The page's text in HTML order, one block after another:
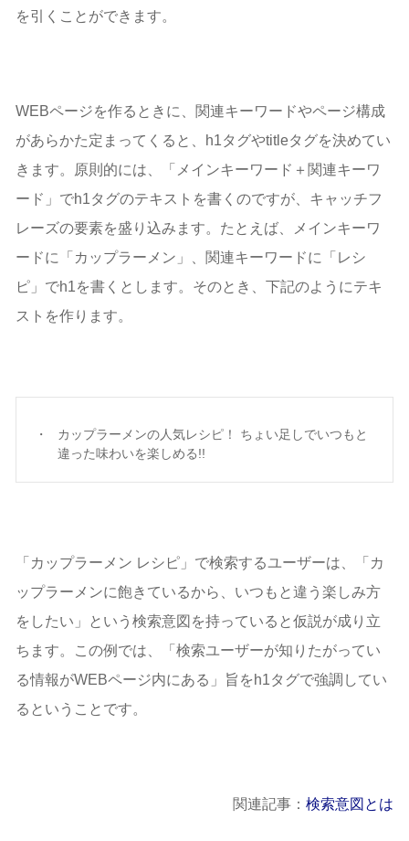
を引くことができます。
WEBページを作るときに、関連キーワードやページ構成
があらかた定まってくると、h1タグやtitleタグを決めてい
きます。原則的には、「メインキーワード＋関連キーワ
ード」でh1タグのテキストを書くのですが、キャッチフ
レーズの要素を盛り込みます。たとえば、メインキーワ
ードに「カップラーメン」、関連キーワードに「レシ
ピ」でh1を書くとします。そのとき、下記のようにテキ
ストを作ります。
カップラーメンの人気レシピ！ ちょい足しでいつもと
違った味わいを楽しめる!!
「カップラーメン レシピ」で検索するユーザーは、「カ
ップラーメンに飽きているから、いつもと違う楽しみ方
をしたい」という検索意図を持っていると仮説が成り立
ちます。この例では、「検索ユーザーが知りたがってい
る情報がWEBページ内にある」旨をh1タグで強調してい
るということです。
関連記事： 検索意図とは